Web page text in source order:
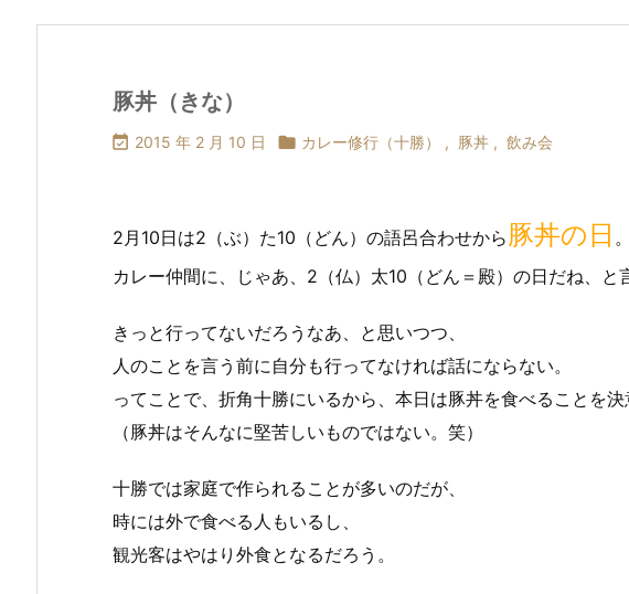
豚丼（きな）
 2015 年 2 月 10 日  カレー修行（十勝） , 豚丼 , 飲み会
2月10日は2（ぶ）た10（どん）の語呂合わせから 豚丼の日 。
カレー仲間に、じゃあ、2（仏）太10（どん＝殿）の日だね、と
きっと行ってないだろうなあ、と思いつつ、
人のことを言う前に自分も行ってなければ話にならない。
ってことで、折角十勝にいるから、本日は豚丼を食べることを
（豚丼はそんなに堅苦しいものではない。笑）
十勝では家庭で作られることが多いのだが、
時には外で食べる人もいるし、
観光客はやはり外食となるだろう。